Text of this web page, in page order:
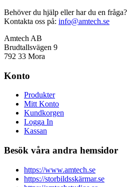
Behöver du hjälp eller har du en fråga?
Kontakta oss på: info@amtech.se
Amtech AB
Brudtallsvägen 9
792 33 Mora
Konto
Produkter
Mitt Konto
Kundkorgen
Logga In
Kassan
Besök våra andra hemsidor
https://www.amtech.se
https://storbildsskärmar.se